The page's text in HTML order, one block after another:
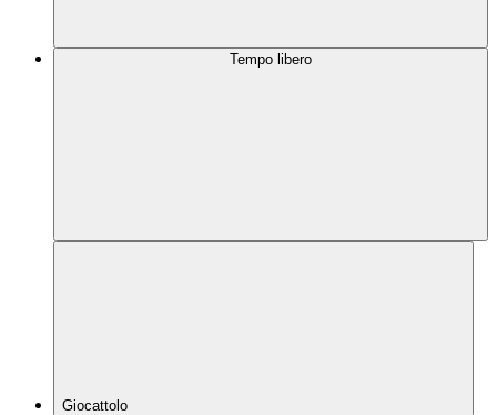
Tempo libero
Giocattolo